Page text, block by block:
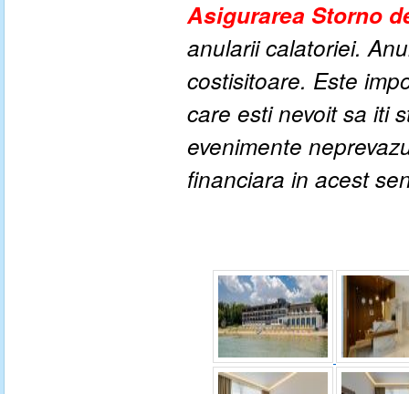
Asigurarea Storno
anularii calatoriei.
costisitoare. Este
care esti nevoit sa iti
evenimente
financiara in acest